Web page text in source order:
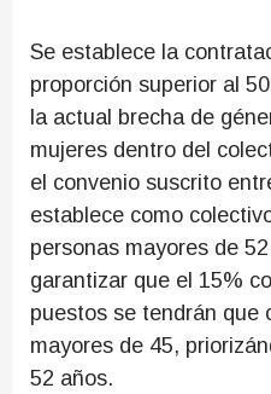
Se establece la
proporción superior al
la actual brecha de
mujeres dentro del
el convenio suscrito
establece como
personas mayores de
garantizar que el 15%
puestos se tendrán que
mayores de 45,
52 años.